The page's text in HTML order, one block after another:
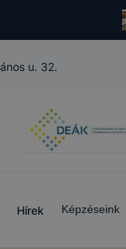
u. 32.
Hírek Képzéseink